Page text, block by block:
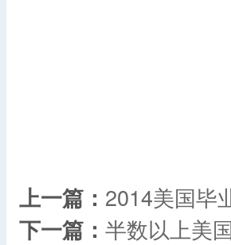
上一篇： 2014美国毕
下一篇： 半数以上美